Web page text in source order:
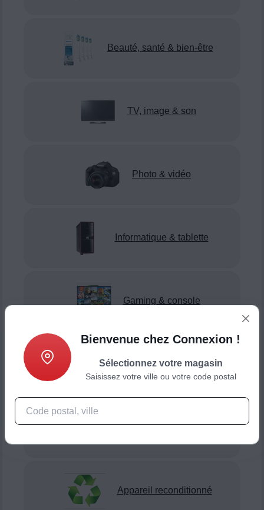
Beauté, santé & bien-être
TV, image & son
Photo & vidéo
Informatique & tablette
Gaming & console
Smartphone & téléphonie
Objets connectés
Appareil reconditionné
Bienvenue chez Connexion !
Sélectionnez votre magasin
Saisissez votre ville ou votre code postal